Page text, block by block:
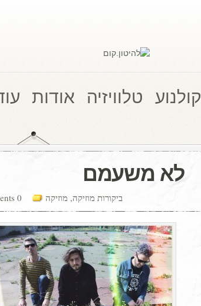
קולנוע טלוויזיה אודות
לא משעמם
0 comments ביקורות מוזיקה, מוזיקה